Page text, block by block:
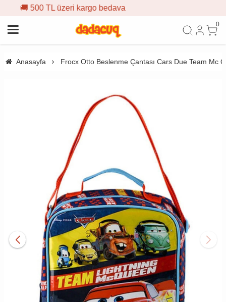
bedava
0
Anasayfa Frocx Otto Beslenme Çantası Cars Due Team Mc